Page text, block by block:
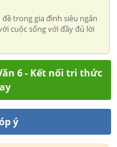
trong gia đình siêu ngắn
cuộc sống với đầy đủ lời
6 - Kết nối tri thức
ý